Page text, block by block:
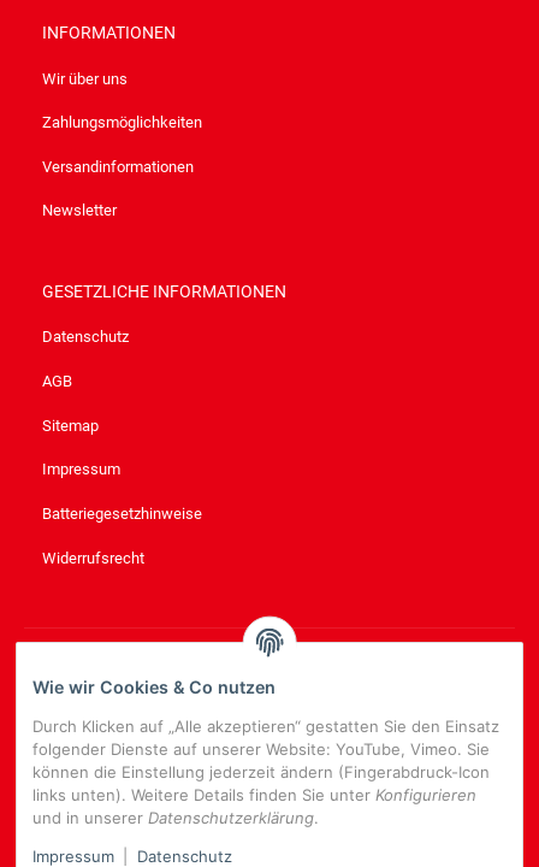
INFORMATIONEN
Wir über uns
Zahlungsmöglichkeiten
Versandinformationen
Newsletter
GESETZLICHE INFORMATIONEN
Datenschutz
AGB
Sitemap
Impressum
Batteriegesetzhinweise
Widerrufsrecht
NEWSLETTER ABONNIEREN
regelmäßig und jederzeit widerruflich Informationen zu Ihrem
Produktsortiment per E-Mail zu.
E-
Mail-
Adresse
NEWSLETTER
Wie wir Cookies & Co nutzen
Durch Klicken auf „Alle akzeptieren“ gestatten Sie den Einsatz
folgender Dienste auf unserer Website: YouTube, Vimeo. Sie
können die Einstellung jederzeit ändern (Fingerabdruck-Icon
links unten). Weitere Details finden Sie unter Konfigurieren
und in unserer Datenschutzerklärung.
Impressum
Datenschutz